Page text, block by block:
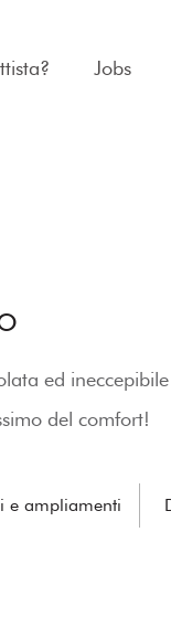
Jobs
ed
del comfort!
e ampliamenti